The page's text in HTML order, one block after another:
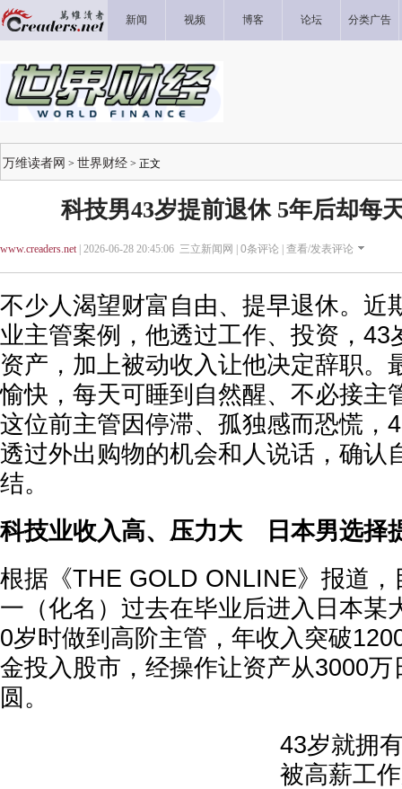
新闻 视频 博客 论坛 分类广告
万维读者网 > 世界财经 > 正文
科技男43岁提前退休 5年后却每
www.creaders.net| 2026-06-28 20:45:06 三立新闻网 | 0条评论 | 查看/发表评论
不少人渴望财富自由、提早退休。近
业主管案例，他透过工作、投资，43
资产，加上被动收入让他决定辞职。
愉快，每天可睡到自然醒、不必接主
这位前主管因停滞、孤独感而恐慌，
透过外出购物的机会和人说话，确认
结。
科技业收入高、压力大 日本男选择
根据《THE GOLD ONLINE》报道
一（化名）过去在毕业后进入日本某
0岁时做到高阶主管，年收入突破
金投入股市，经操作让资产从3000
圆。
43岁就拥
被高薪工